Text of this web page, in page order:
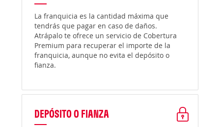
La franquicia es la cantidad máxima que
tendrás que pagar en caso de daños.
Atrápalo te ofrece un servicio de Cobertura
Premium para recuperar el importe de la
franquicia, aunque no evita el depósito o
fianza.
DEPÓSITO O FIANZA